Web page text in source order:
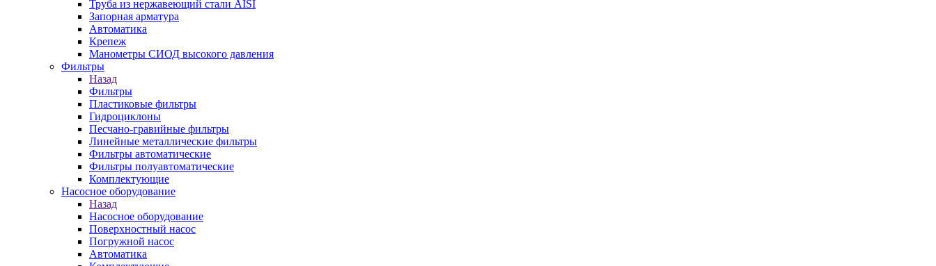
Труба из нержавеющий стали AISI
Запорная арматура
Автоматика
Крепеж
Манометры СИОД высокого давления
Фильтры
Назад
Фильтры
Пластиковые фильтры
Гидроциклоны
Песчано-гравийные фильтры
Линейные металлические фильтры
Фильтры автоматические
Фильтры полуавтоматические
Комплектующие
Насосное оборудование
Назад
Насосное оборудование
Поверхностный насос
Погружной насос
Автоматика